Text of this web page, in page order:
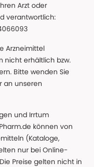
Arzt oder
verantwortlich:
Arzneimittel
nicht erhältlich bzw.
Bitte wenden Sie
an unseren
und Irrtum
können von
(Kataloge,
nur bei Online-
Preise gelten nicht in